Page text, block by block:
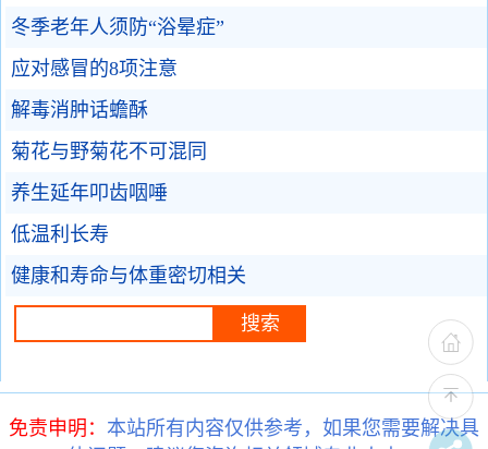
冬季老年人须防“浴晕症”
应对感冒的8项注意
解毒消肿话蟾酥
菊花与野菊花不可混同
养生延年叩齿咽唾
低温利长寿
健康和寿命与体重密切相关
免责申明： 本站所有内容仅供参考，如果您需要解决具